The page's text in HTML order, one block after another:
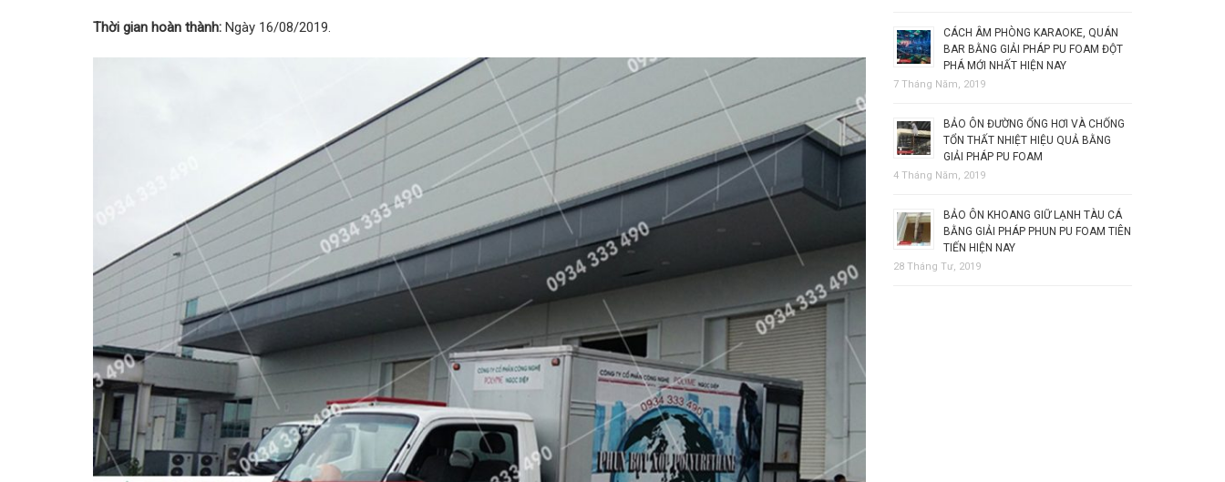
Thời gian hoàn thành: Ngày 16/08/2019.
CÁCH ÂM PHÒNG KARAOKE, QUÁN
BAR BẰNG GIẢI PHÁP PU FOAM ĐỘT
PHÁ MỚI NHẤT HIỆN NAY
7 Tháng Năm, 2019
BẢO ÔN ĐƯỜNG ỐNG HƠI VÀ CHỐNG
TỔN THẤT NHIỆT HIỆU QUẢ BẰNG
GIẢI PHÁP PU FOAM
4 Tháng Năm, 2019
BẢO ÔN KHOANG GIỮ LẠNH TÀU CÁ
BẰNG GIẢI PHÁP PHUN PU FOAM TIÊN
TIẾN HIỆN NAY
28 Tháng Tư, 2019